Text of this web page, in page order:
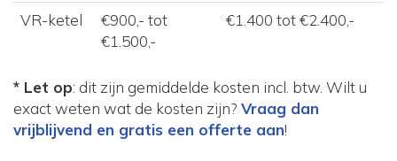
VR-ketel
€900,- tot
€1.500,-
€1.400 tot €2.400,-
* Let op: dit zijn gemiddelde kosten incl. btw. Wilt u
exact weten wat de kosten zijn? Vraag dan
vrijblijvend en gratis een offerte aan!